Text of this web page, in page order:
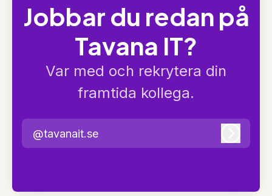
Jobbar du redan på
Tavana IT?
Var med och rekrytera din
framtida kollega.
@tavanait.se